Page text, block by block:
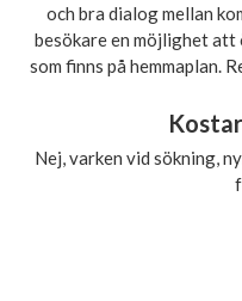
och bra dialog mellan
besökare en möjlighet att
som finns på hemmaplan.
Nej, varken vid sökning,